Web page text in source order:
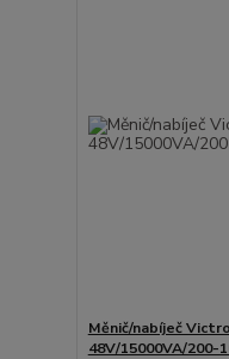
Měnič/nabíječ
48V/15000VA/200-